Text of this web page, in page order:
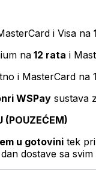
i Visa na
na 12 rata i
i MasterCard na
WSPay sustava
(POUZEĆEM)
u gotovini tek
dostave sa svim